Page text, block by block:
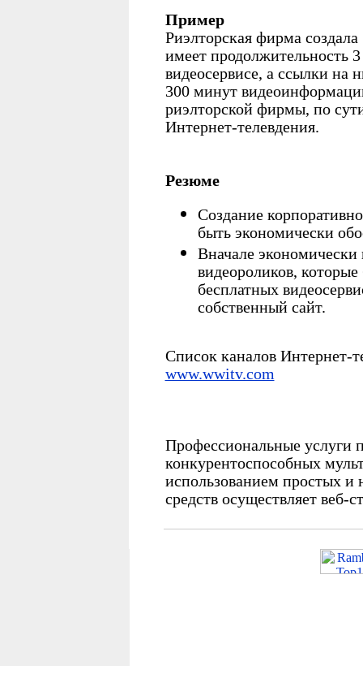
Пример
Риэлторская фирма
имеет продолжительность
видеосервисе, а ссылки на
300 минут
риэлторской фирмы, по
Интернет-телевдения.
Резюме
Создание
быть экономически
Вначале экономически
видеороликов,
бесплатных
собственный сайт.
Список каналов Интернет-
www.wwitv.com
Профессиональные услуги
конкурентоспособных
использованием простых
средств осуществляет веб-